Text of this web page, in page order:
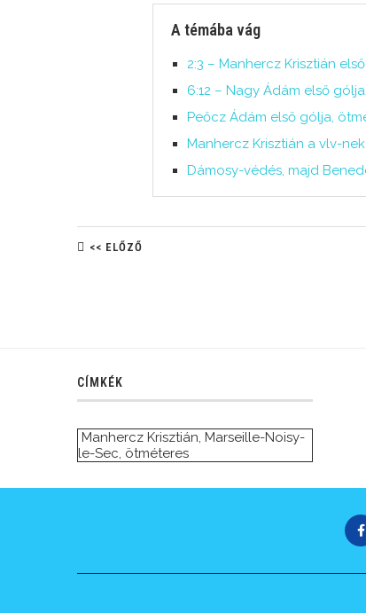
A témába vág
2:3 – Manhercz Krisztián
6:12 – Nagy Ádám első
Peőcz Ádám első gólja,
Manhercz Krisztián a vlv-
Dámosy-védés, majd
<< ELŐZŐ
CÍMKÉK
Manhercz Krisztián, Marseille-Noisy-
le-Sec, ötméteres